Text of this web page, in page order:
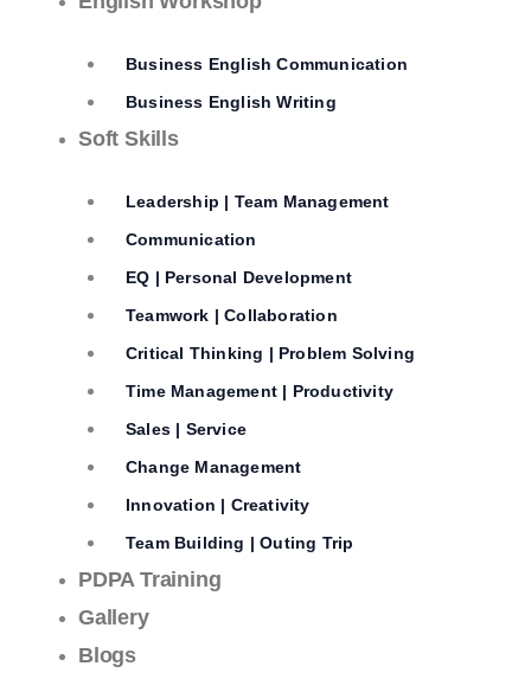
Business English Communication
Business English Writing
Soft Skills
Leadership | Team Management
Communication
EQ | Personal Development
Teamwork | Collaboration
Critical Thinking | Problem Solving
Time Management | Productivity
Sales | Service
Change Management
Innovation | Creativity
Team Building | Outing Trip
PDPA Training
Gallery
Blogs